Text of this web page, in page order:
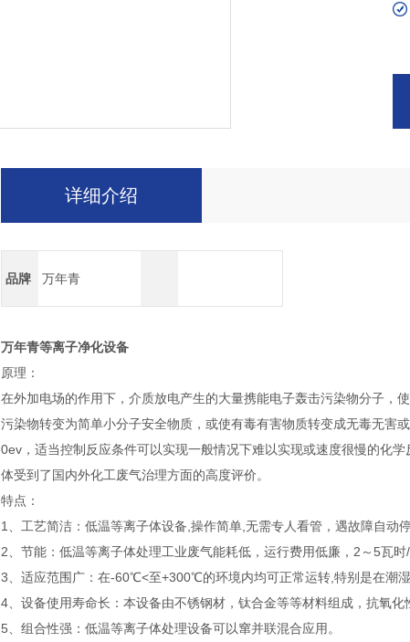
详细介绍
品牌 万年青
万年青等离子净化设备
原理：
在外加电场的作用下，介质放电产生的大量携能电子轰击污染物分子，
污染物转变为简单小分子安全物质，或使有毒有害物质转变成无毒无害
0ev，适当控制反应条件可以实现一般情况下难以实现或速度很慢的化
体受到了国内外化工废气治理方面的高度评价。
特点：
1、工艺简洁：低温等离子体设备,操作简单,无需专人看管，遇故障自动
2、节能：低温等离子体处理工业废气能耗低，运行费用低廉，2～5瓦时
3、适应范围广：在-60℃<至+300℃的环境内均可正常运转,特别是在潮
4、设备使用寿命长：本设备由不锈钢材，钛合金等等材料组成，抗氧化
5、组合性强：低温等离子体处理设备可以窜并联混合应用。